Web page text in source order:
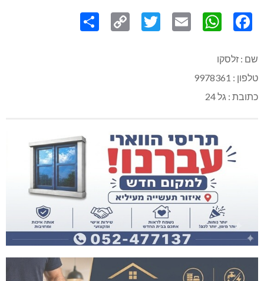
Link
שם : זלסקו
טלפון : 9978361
כתובת : גל 24